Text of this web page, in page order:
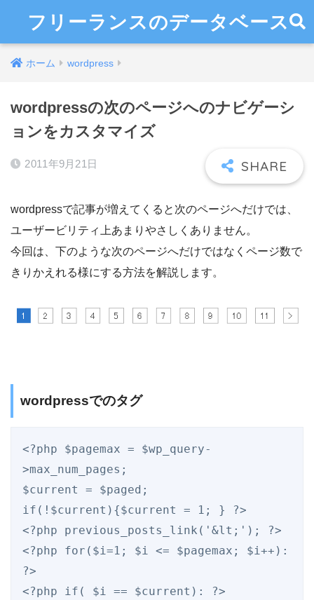
フリーランスのデータベース
ホーム wordpress
wordpressの次のページへのナビゲーシ
ョンをカスタマイズ
2011年9月21日
wordpressで記事が増えてくると次のページへだけでは、
ユーザービリティ上あまりやさしくありません。
今回は、下のような次のページへだけではなくページ数で
きりかえれる様にする方法を解説します。
wordpressでのタグ
<?php $pagemax = $wp_query-
>max_num_pages;
$current = $paged;
if(!$current){$current = 1; } ?>
<?php previous_posts_link('&lt;'); ?>
<?php for($i=1; $i <= $pagemax; $i++):
?>
<?php if( $i == $current): ?>